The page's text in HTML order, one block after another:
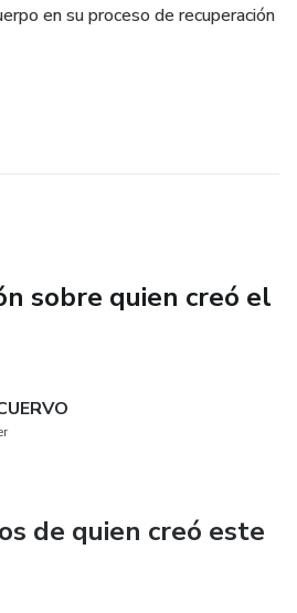
en su proceso de recuperación
sobre quien creó el
de quien creó este